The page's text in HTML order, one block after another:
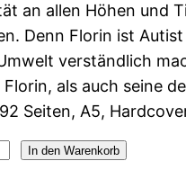
an allen Höhen und
Denn Florin ist
verständlich
als auch seine
Seiten, A5,
In den Warenkorb